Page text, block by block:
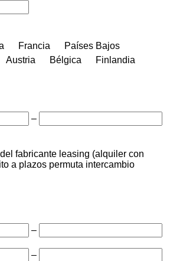
Francia
Países Bajos
Austria Bélgica
Finlandia
–
del fabricante leasing (alquiler con
a plazos permuta intercambio
–
–